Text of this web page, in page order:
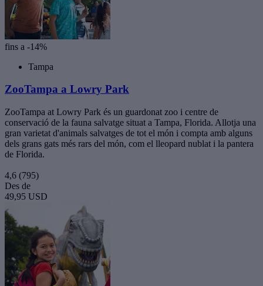
fins a -14%
Tampa
ZooTampa a Lowry Park
ZooTampa at Lowry Park és un guardonat zoo i centre de
conservació de la fauna salvatge situat a Tampa, Florida. Allotja una
gran varietat d'animals salvatges de tot el món i compta amb alguns
dels grans gats més rars del món, com el lleopard nublat i la pantera
de Florida.
4,6 (795)
Des de
49,95 USD